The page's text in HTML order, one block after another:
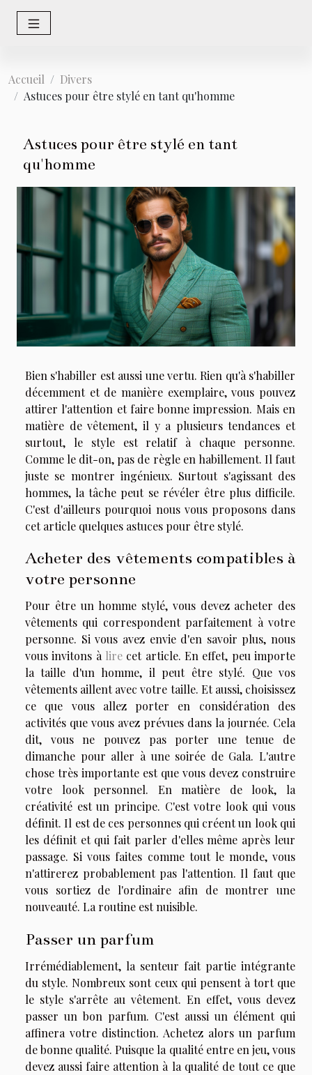
Accueil
Divers
Astuces pour être stylé en tant qu'homme
Astuces pour être stylé en tant
qu'homme
Bien s'habiller est aussi une vertu. Rien qu'à s'habiller
décemment et de manière exemplaire, vous pouvez
attirer l'attention et faire bonne impression. Mais en
matière de vêtement, il y a plusieurs tendances et
surtout, le style est relatif à chaque personne.
Comme le dit-on, pas de règle en habillement. Il faut
juste se montrer ingénieux. Surtout s'agissant des
hommes, la tâche peut se révéler être plus difficile.
C'est d'ailleurs pourquoi nous vous proposons dans
cet article quelques astuces pour être stylé.
Acheter des vêtements compatibles à
votre personne
Pour être un homme stylé, vous devez acheter des
vêtements qui correspondent parfaitement à votre
personne. Si vous avez envie d'en savoir plus, nous
vous invitons à lire cet article. En effet, peu importe
la taille d'un homme, il peut être stylé. Que vos
vêtements aillent avec votre taille. Et aussi, choisissez
ce que vous allez porter en considération des
activités que vous avez prévues dans la journée. Cela
dit, vous ne pouvez pas porter une tenue de
dimanche pour aller à une soirée de Gala. L'autre
chose très importante est que vous devez construire
votre look personnel. En matière de look, la
créativité est un principe. C'est votre look qui vous
définit. Il est de ces personnes qui créent un look qui
les définit et qui fait parler d'elles même après leur
passage. Si vous faites comme tout le monde, vous
n'attirerez probablement pas l'attention. Il faut que
vous sortiez de l'ordinaire afin de montrer une
nouveauté. La routine est nuisible.
Passer un parfum
Irrémédiablement, la senteur fait partie intégrante
du style. Nombreux sont ceux qui pensent à tort que
le style s'arrête au vêtement. En effet, vous devez
passer un bon parfum. C'est aussi un élément qui
affinera votre distinction. Achetez alors un parfum
de bonne qualité. Puisque la qualité entre en jeu, vous
devez aussi faire attention à la qualité de tout ce que